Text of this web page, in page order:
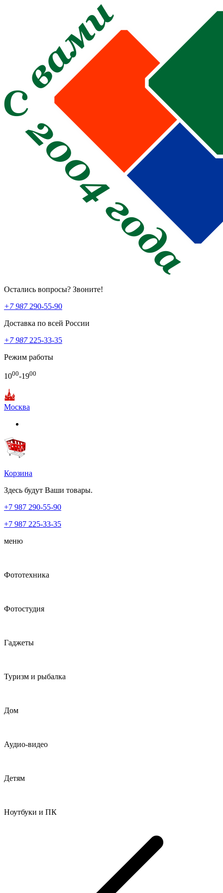
Остались вопросы? Звоните!
+7 987290-55-90
Доставка по всей России
+7 987225-33-35
Режим работы
1000-1900
Москва
Корзина
Здесь будут Ваши товары.
+7 987 290-55-90
+7 987 225-33-35
меню
Фототехника
Фотостудия
Гаджеты
Туризм и рыбалка
Дом
Аудио-видео
Детям
Ноутбуки и ПК